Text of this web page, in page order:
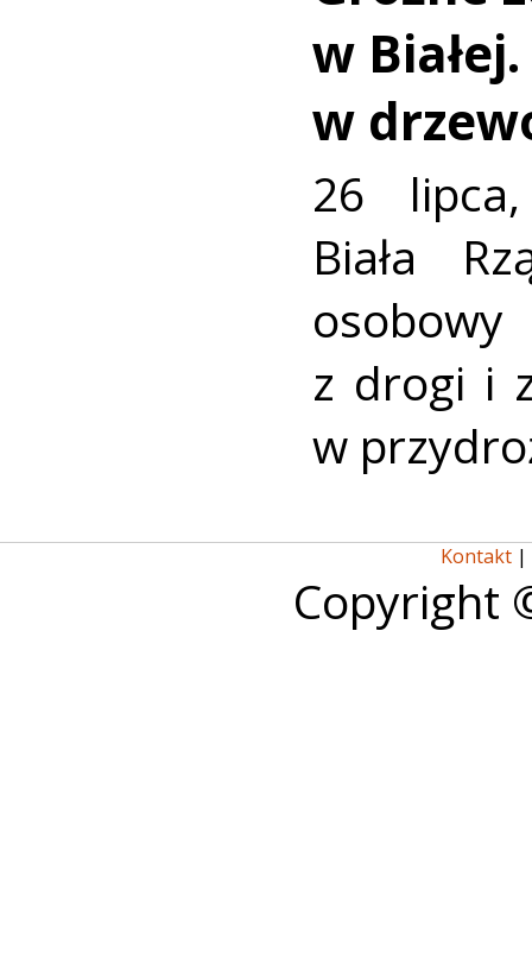
w
w
26
Biała
z drogi i
w
Kontakt |
Copyright